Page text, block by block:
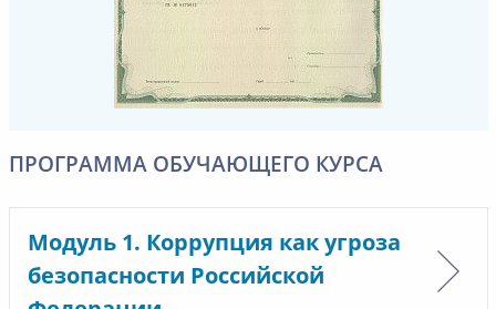
ПРОГРАММА ОБУЧАЮЩЕГО КУРСА
Модуль 1. Коррупция как угроза
безопасности Российской